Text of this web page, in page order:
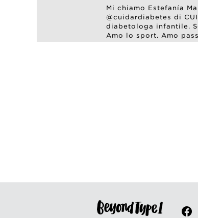
Mi chiamo Estefanía
@cuidardiabetes di
diabetologa infantile.
Amo lo sport. Amo